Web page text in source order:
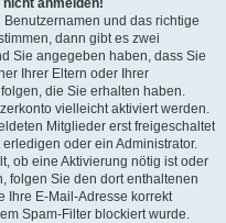
anmelden!
und das richtige
dann gibt es zwei
Sie angegeben haben, dass Sie
Ihrer Eltern oder Ihrer
die Sie erhalten haben.
vielleicht aktiviert werden.
Mitglieder erst freigeschaltet
oder ein Administrator.
ob eine Aktivierung nötig ist oder
folgen Sie den dort enthaltenen
Ihre E-Mail-Adresse korrekt
Spam-Filter blockiert wurde.